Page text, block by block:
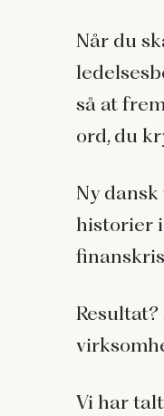
Når du
så at
ord, du
Ny
historier
Vi har